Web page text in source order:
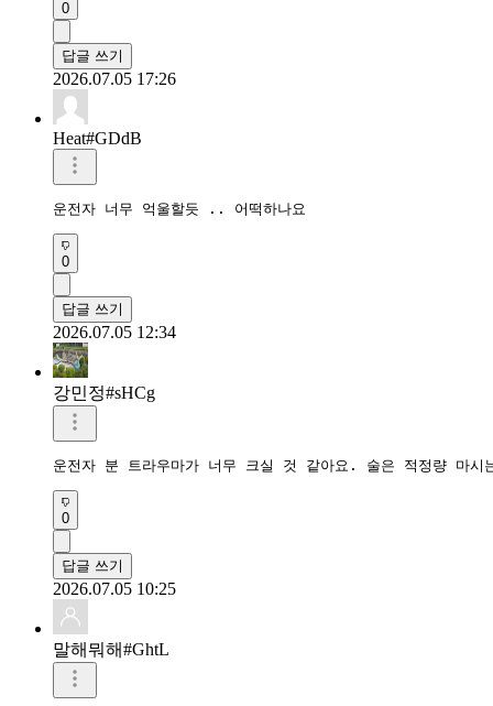
0
답글 쓰기
2026.07.05 17:26
Heat#GDdB
운전자 너무 억울할듯 .. 어떡하나요
0
답글 쓰기
2026.07.05 12:34
강민정#sHCg
운전자 분 트라우마가 너무 크실 것 같아요. 술은 적정량 마
0
답글 쓰기
2026.07.05 10:25
말해뭐해#GhtL